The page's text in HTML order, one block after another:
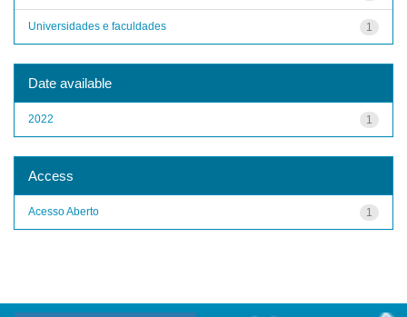
1
Universidades e faculdades
Date available
1
2022
Access
1
Acesso Aberto